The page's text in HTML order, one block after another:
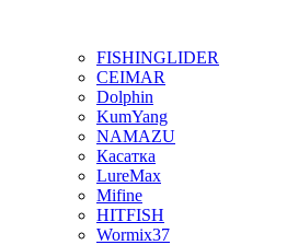
FISHINGLIDER
CEIMAR
Dolphin
KumYang
NAMAZU
Касатка
LureMax
Mifine
HITFISH
Wormix37